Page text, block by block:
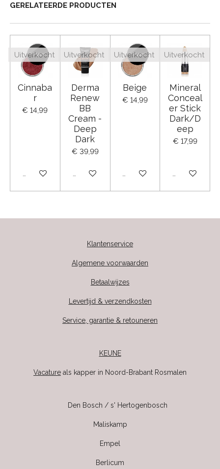
GERELATEERDE PRODUCTEN
Uitverkocht
Cinnaba
r
€ 14,99
Uitverkocht
Uitverkocht
Derma
Renew
BB
Cream -
Deep
Dark
€ 39,99
Uitverkocht
Uitverkocht
Beige
€ 14,99
Uitverkocht
Uitverkocht
Mineral
Conceal
er Stick
Dark/D
eep
€ 17,99
Uitverkocht
Klantenservice
Algemene voorwaarden
Betaalwijzes
Levertijd & verzendkosten
Service, garantie & retouneren
KEUNE
Vacature als kapper in Noord-Brabant Rosmalen
Den Bosch / s' Hertogenbosch
Maliskamp
Empel
Berlicum